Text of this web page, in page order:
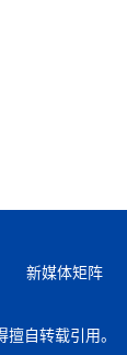
新媒体矩阵
自转载引用。